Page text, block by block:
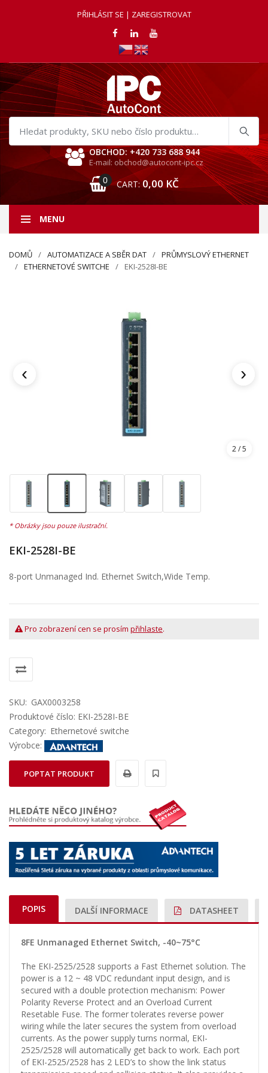
PŘIHLÁSIT SE | ZAREGISTROVAT
Hledat
produkty
OBCHOD: +420 733 688 944
E-mail: obchod@autocont-ipc.cz
0 CART: 0,00 KČ
MENU
DOMŮ AUTOMATIZACE A SBĚR DAT
PRŮMYSLOVÝ ETHERNET
ETHERNETOVÉ SWITCHE
EKI-2528I-BE
‹ ›
2/ 5
EKI-2528I-BE
8-port Unmanaged Ind. Ethernet Switch,Wide Temp.
Pro zobrazení cen se prosím přihlaste.
SKU: GAX0003258
Produktové číslo: EKI-2528I-BE
Category: Ethernetové switche
Výrobce:
POPTAT PRODUKT
POPIS DALŠÍ INFORMACE DATASHEET
8FE Unmanaged Ethernet Switch, -40~75°C
The EKI-2525/2528 supports a Fast Ethernet solution. The
power is a 12 ~ 48 VDC redundant input design, and is
secured with a double protection mechanism: Power
Polarity Reverse Protect and an Overload Current
Resetable Fuse. The former tolerates reverse power
wiring while the later secures the system from overload
currents. As the power supply turns normal, EKI-
2525/2528 will automatically get back to work. Each port
of EKI-2525/2528 has 2 LED’s to show the link status